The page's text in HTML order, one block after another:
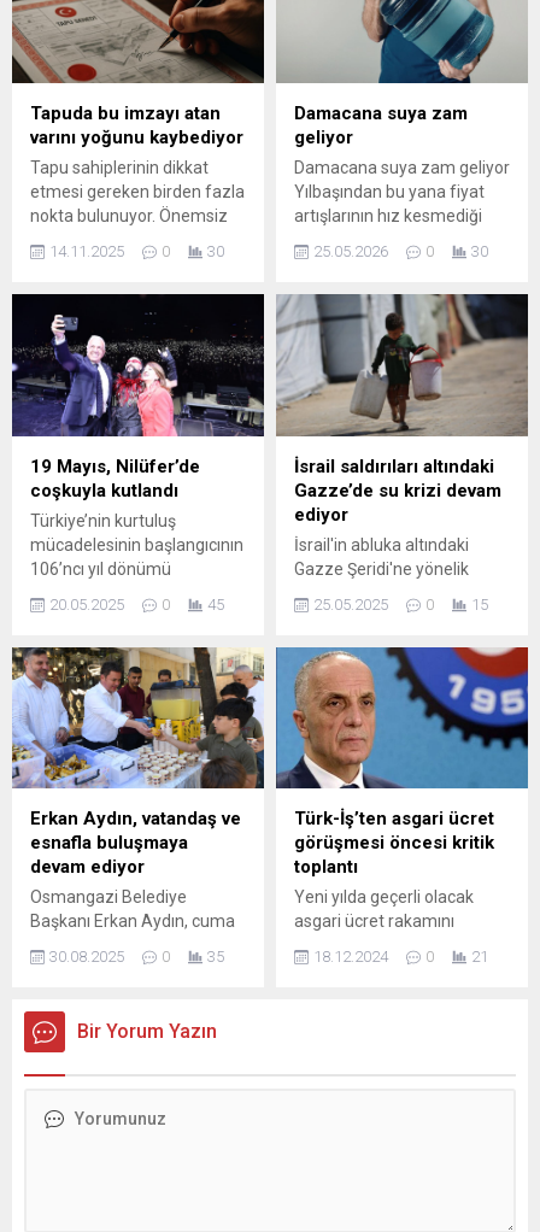
Tapuda bu imzayı atan
varını yoğunu kaybediyor
Tapu sahiplerinin dikkat
etmesi gereken birden fazla
nokta bulunuyor. Önemsiz
gibi görünen bazı noktalar
yıllar sonra bile büyük maddi
davalarına neden olabiliyor.
Uzmanlar, özellikle satış ve
devir işlemlerinde dikkat
edilmesi gereken noktalara
değinerek imza konusunda
uyarıyor.
14.11.2025 0 30
Damacana suya zam
geliyor
Damacana suya zam geliyor
Yılbaşından bu yana fiyat
artışlarının hız kesmediği
damacana suda, haziran ayı
itibarıyla yeni bir zam
açıklandı.
25.05.2026 0 30
19 Mayıs, Nilüfer’de
coşkuyla kutlandı
Türkiye’nin kurtuluş
mücadelesinin başlangıcının
106’ncı yıl dönümü
vatandaşın katılımıyla
Varsa Gelecek Var”
sloganıyla düzenlenen
yürüyüşün ardından, 19
Mayıs coşkusu sevilen
sanatçı Hayko Cepkin’in
konseriyle zirve yaptı. 19
Mayıs Atatürk’ü Anma ve
Gençlik Bayramı Nilüfer’de
büyük bir coşkuyla kutlandı.
Ulu Önder Mustafa Kemal
Atatürk’ün gençlere
armağan...
20.05.2025 0 45
İsrail saldırıları altındaki
Gazze’de su krizi devam
ediyor
İsrail'in abluka altındaki
Gazze Şeridi'ne yönelik
aralıksız sürerken,
nedeniyle bölgedeki "insani
kriz" derinleşiyor.Gazze'nin
güneyindeki Han Yunus
kentindeki Filistinliler, bir su
tankerinin ...
25.05.2025 0 15
Erkan Aydın, vatandaş ve
esnafla buluşmaya
devam ediyor
Osmangazi Belediye
Başkanı Erkan Aydın, cuma
namazı sonrası, mahalle
ziyaretlerini sürdürerek
araya geldi. Başkan Aydın,
“Bir mahallenin sorununa
gidermek, bizler için en
30.08.2025 0 35
Türk-İş’ten asgari ücret
görüşmesi öncesi kritik
toplantı
Yeni yılda geçerli olacak
asgari ücret rakamını
belirleme çalışmaları
kapsamında ilk 2 toplantı
18.12.2024 0 21
Bir Yorum Yazın